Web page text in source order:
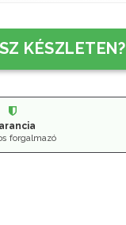
KÉSZLETEN?
forgalmazó